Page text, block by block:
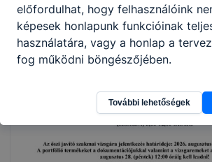
Minden szerdán 8:00-12:00-ig
2026. júl. 2. kaesz
előfordulhat, hogy felhasználóink
képesek honlapunk funkcióinak
használatára, vagy a honlap a
fog működni böngészőjében.
További lehetőségek